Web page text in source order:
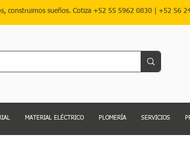
construimos sueños. Cotiza +52 55 5962 0830 +52 56
MATERIAL ELÉCTRICO PLOMERÍA SERVICIOS